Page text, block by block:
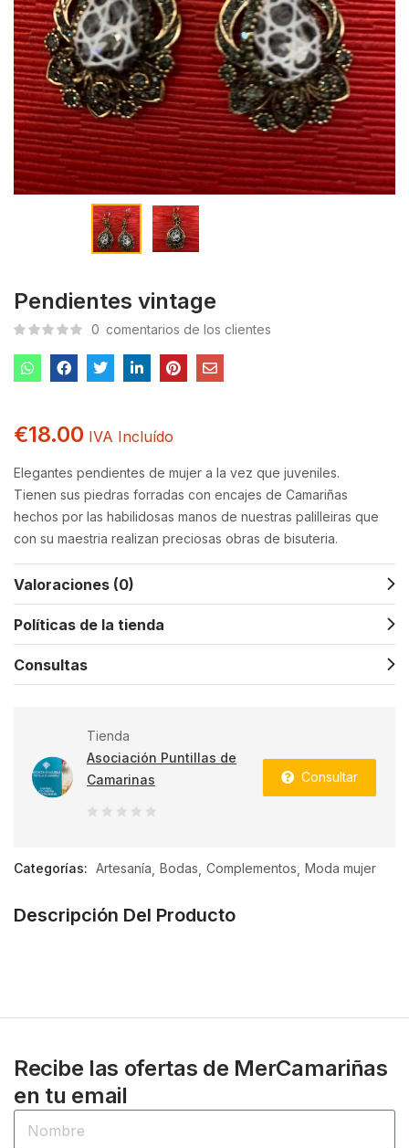
Pendientes vintage
0 comentarios de los clientes
€18.00 IVA Incluído
Elegantes pendientes de mujer a la vez que juveniles.
Tienen sus piedras forradas con encajes de Camariñas
hechos por las habilidosas manos de nuestras palilleiras que
con su maestria realizan preciosas obras de bisuteria.
Valoraciones (0)
Políticas de la tienda
Consultas
Tienda
Asociación Puntillas de
Camarinas
Consultar
Categorías: Artesanía Bodas Complementos Moda mujer
Descripción Del Producto
Recibe las ofertas de MerCamariñas
en tu email